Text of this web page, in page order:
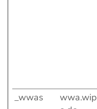
_wwas
wwa.wip